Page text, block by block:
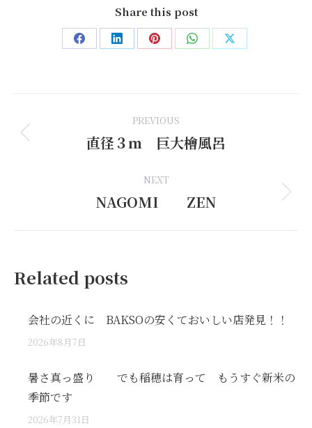
Share this post
Share Share Share Share Share
navigation
PREVIOUS
Previous
直径３ｍ 巨大檜風呂
NEXT
Next
NAGOMI ZEN
Related posts
会社の近くに BAKSOの安くておいしい店発見！！
2026年8月7日
暑さ真っ盛り でも稲穂は育って もうすぐ新米の
季節です
2026年7月31日